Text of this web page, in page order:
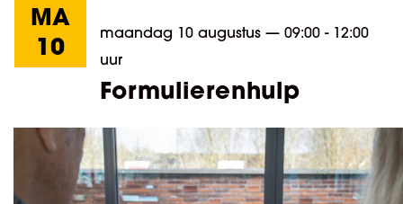
MA
10
maandag 10 augustus — 09:00 - 12:00
uur
Formulierenhulp